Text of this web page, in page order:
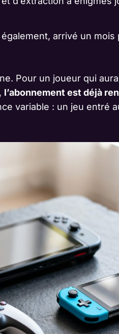
arrivé un mois
Pour un joueur qui
l’abonnement est déjà
variable : un jeu entré